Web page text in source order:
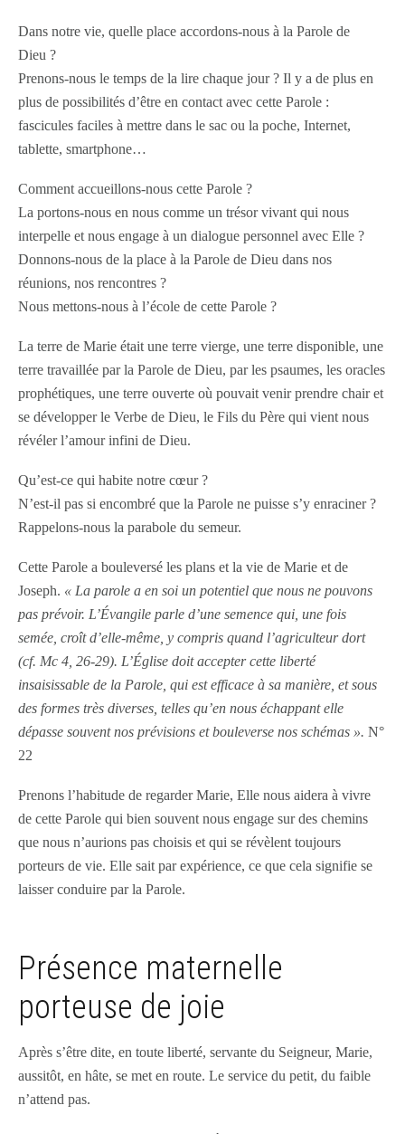
Dans notre vie, quelle place accordons-nous à la Parole de
Dieu ?
Prenons-nous le temps de la lire chaque jour ? Il y a de plus en
plus de possibilités d’être en contact avec cette Parole :
fascicules faciles à mettre dans le sac ou la poche, Internet,
tablette, smartphone…
Comment accueillons-nous cette Parole ?
La portons-nous en nous comme un trésor vivant qui nous
interpelle et nous engage à un dialogue personnel avec Elle ?
Donnons-nous de la place à la Parole de Dieu dans nos
réunions, nos rencontres ?
Nous mettons-nous à l’école de cette Parole ?
La terre de Marie était une terre vierge, une terre disponible, une
terre travaillée par la Parole de Dieu, par les psaumes, les oracles
prophétiques, une terre ouverte où pouvait venir prendre chair et
se développer le Verbe de Dieu, le Fils du Père qui vient nous
révéler l’amour infini de Dieu.
Qu’est-ce qui habite notre cœur ?
N’est-il pas si encombré que la Parole ne puisse s’y enraciner ?
Rappelons-nous la parabole du semeur.
Cette Parole a bouleversé les plans et la vie de Marie et de
Joseph. « La parole a en soi un potentiel que nous ne pouvons
pas prévoir. L’Évangile parle d’une semence qui, une fois
semée, croît d’elle-même, y compris quand l’agriculteur dort
(cf. Mc 4, 26-29). L’Église doit accepter cette liberté
insaisissable de la Parole, qui est efficace à sa manière, et sous
des formes très diverses, telles qu’en nous échappant elle
dépasse souvent nos prévisions et bouleverse nos schémas ». N°
22
Prenons l’habitude de regarder Marie, Elle nous aidera à vivre
de cette Parole qui bien souvent nous engage sur des chemins
que nous n’aurions pas choisis et qui se révèlent toujours
porteurs de vie. Elle sait par expérience, ce que cela signifie se
laisser conduire par la Parole.
Présence maternelle
porteuse de joie
Après s’être dite, en toute liberté, servante du Seigneur, Marie,
aussitôt, en hâte, se met en route. Le service du petit, du faible
n’attend pas.